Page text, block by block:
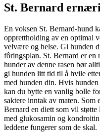
St. Bernard
En voksen St. Bernard-hund
opprettholding av en optimal
velvære og helse. Gi hunden
fôringsplan. St. Bernard er en
hunder av denne rasen bør
gi hunden litt tid til å hvile
med hunden din. Hvis
kan du bytte en vanlig bolle
saktere inntak av maten. Som
Bernard en diett som vil støtte
med glukosamin og
leddene fungerer som de skal.